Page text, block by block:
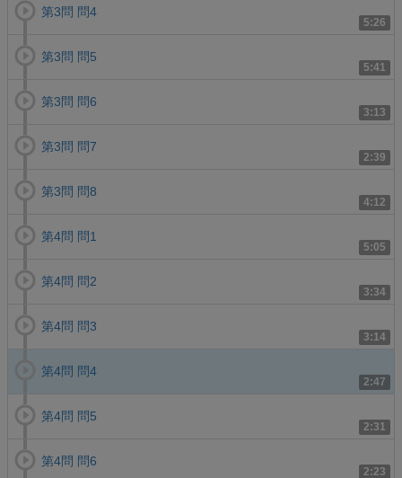
5:26
第3問 問4
5:41
第3問 問5
3:13
第3問 問6
2:39
第3問 問7
4:12
第3問 問8
5:05
第4問 問1
3:34
第4問 問2
3:14
第4問 問3
2:47
第4問 問4
2:31
第4問 問5
2:23
第4問 問6